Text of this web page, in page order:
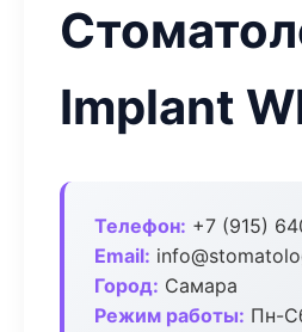
Implant
Телефон: +7 (915)
Email:
Город: Самара
Режим работы: Пн-